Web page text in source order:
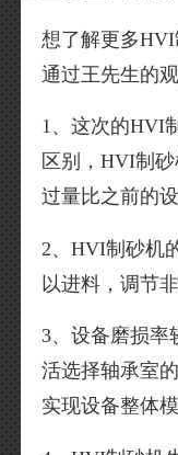
想了解更多
通过王先生的
1、这次的HVI
区别，HVI制
过量比之前的
2、HVI制砂机
以进料，调节
3、设备磨损率
活选择轴承室
实现设备整体